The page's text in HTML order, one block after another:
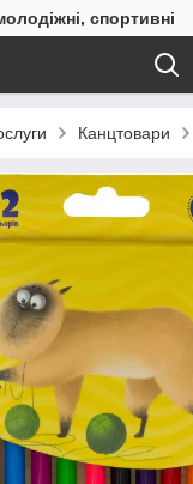
спортивні
Канцтовари